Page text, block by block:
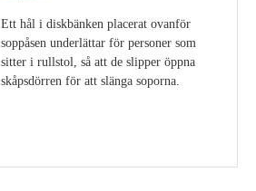
Ett hål i diskbänken placerat ovanför
soppåsen underlättar för personer som
sitter i rullstol, så att de slipper öppna
skåpsdörren för att slänga soporna.